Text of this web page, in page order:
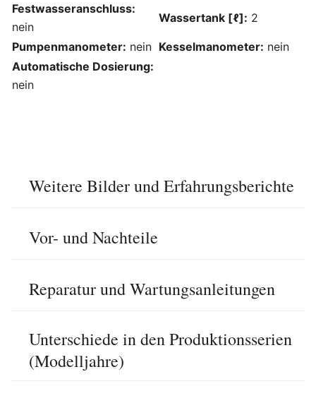
Festwasseranschluss:
nein
Wassertank [ℓ]: 2
Pumpenmanometer: nein Kesselmanometer: nein
Automatische Dosierung:
nein
Weitere Bilder und Erfahrungsberichte
Vor- und Nachteile
Reparatur und Wartungsanleitungen
Unterschiede in den Produktionsserien
(Modelljahre)